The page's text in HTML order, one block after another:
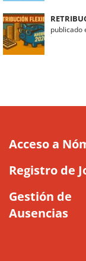
publicado
Acceso a
Registro de
Gestión de
Ausencias